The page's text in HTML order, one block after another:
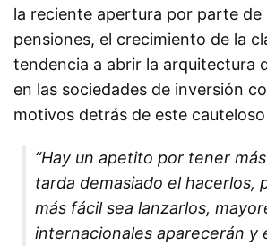
la reciente apertura por parte
pensiones, el crecimiento de la
tendencia a abrir la arquitectura
en las sociedades de inversión
motivos detrás de este
“Hay un apetito por tener
tarda demasiado el hacerlos,
más fácil sea lanzarlos,
internacionales aparecerán y